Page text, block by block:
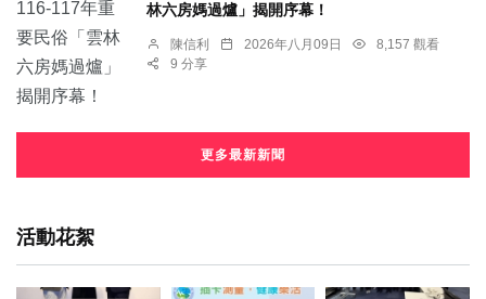
林六房媽過爐」揭開序幕！
陳信利 2026年八月09日
8,157 觀看
9 分享
更多最新新聞
活動花絮